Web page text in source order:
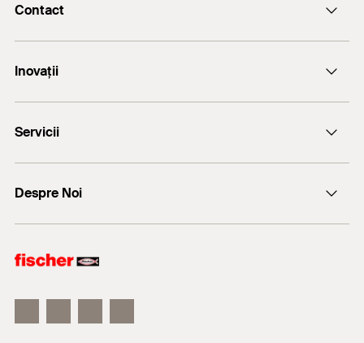
Contact
+(40) - 264 455.166
Inovații
Servicii
Consultanță tehnică
Despre Noi
fischertechnik